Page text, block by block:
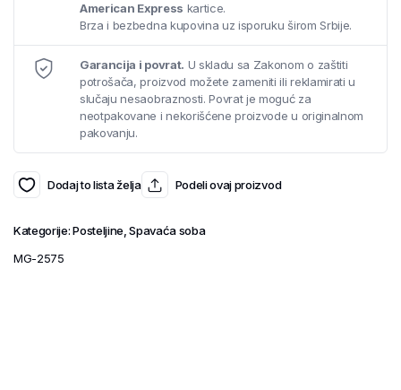
American Express kartice.
Brza i bezbedna kupovina uz isporuku širom Srbije.
Garancija i povrat. U skladu sa Zakonom o zaštiti
potrošača, proizvod možete zameniti ili reklamirati u
slučaju nesaobraznosti. Povrat je moguć za
neotpakovane i nekorišćene proizvode u originalnom
pakovanju.
Dodaj to lista želja Podeli ovaj proizvod
Kategorije:Posteljine ,Spavaća soba
MG-2575